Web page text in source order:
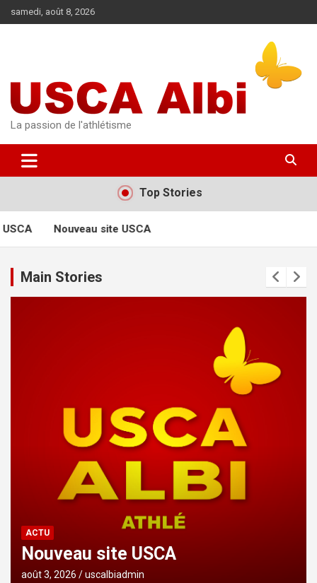
au
samedi, août 8, 2026
La passion de l'athlétisme
Top Stories
Nouveau site USCA
Main Stories
ACTU
Nouveau site USCA
août 3, 2026 uscalbiadmin